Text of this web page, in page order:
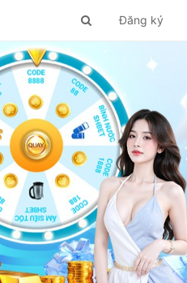
Đăng ký